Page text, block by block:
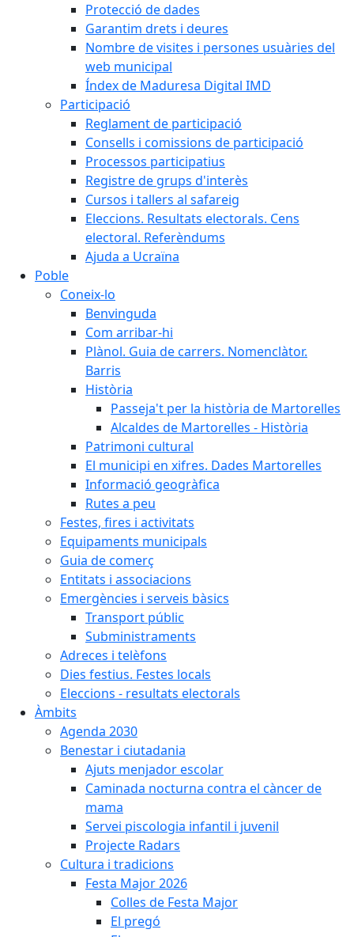
Protecció de dades
Garantim drets i deures
Nombre de visites i persones usuàries del
web municipal
Índex de Maduresa Digital IMD
Participació
Reglament de participació
Consells i comissions de participació
Processos participatius
Registre de grups d'interès
Cursos i tallers al safareig
Eleccions. Resultats electorals. Cens
electoral. Referèndums
Ajuda a Ucraïna
Poble
Coneix-lo
Benvinguda
Com arribar-hi
Plànol. Guia de carrers. Nomenclàtor.
Barris
Història
Passeja't per la història de Martorelles
Alcaldes de Martorelles - Història
Patrimoni cultural
El municipi en xifres. Dades Martorelles
Informació geogràfica
Rutes a peu
Festes, fires i activitats
Equipaments municipals
Guia de comerç
Entitats i associacions
Emergències i serveis bàsics
Transport públic
Subministraments
Adreces i telèfons
Dies festius. Festes locals
Eleccions - resultats electorals
Àmbits
Agenda 2030
Benestar i ciutadania
Ajuts menjador escolar
Caminada nocturna contra el càncer de
mama
Servei piscologia infantil i juvenil
Projecte Radars
Cultura i tradicions
Festa Major 2026
Colles de Festa Major
El pregó